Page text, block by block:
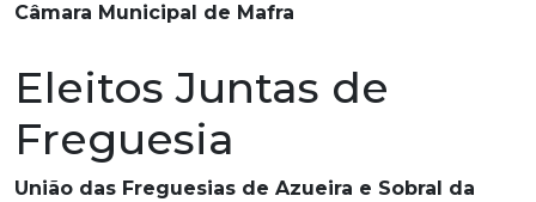
Câmara Municipal de Mafra
Eleitos Juntas de
Freguesia
União das Freguesias de Azueira e Sobral da